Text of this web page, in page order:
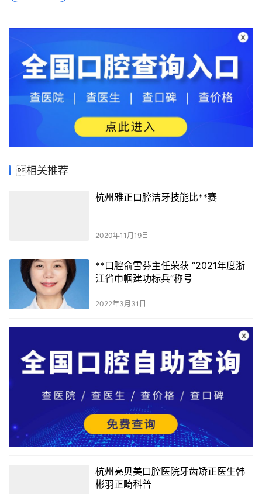
相关推荐
杭州雅正口腔洁牙技能比**赛
2020年11月19日
**口腔俞雪芬主任荣获 “2021年度浙
江省巾帼建功标兵”称号
2022年3月31日
杭州亮贝美口腔医院牙齿矫正医生韩
彬羽正畸科普